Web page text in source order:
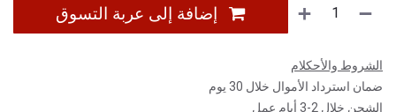
إضافة إلى عربة التسوق
الشروط والأحكلام
ضمان استرداد الأموال خلال 30 يوم
الشحن خلال 2-3 أيام عمل